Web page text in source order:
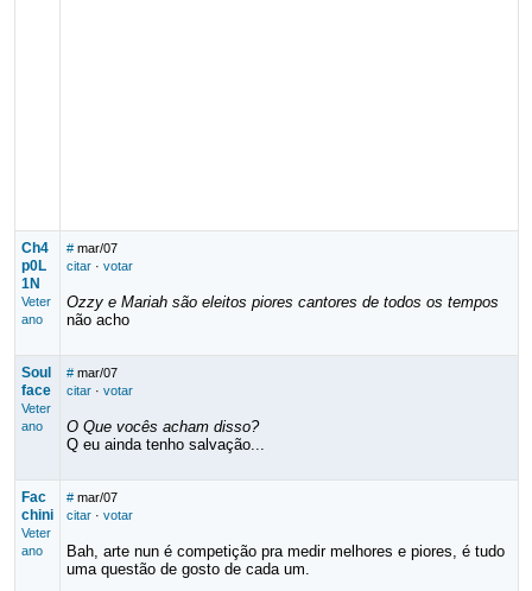
Ch4
p0L
1N
Veter
ano
# mar/07
citar· votar
Ozzy e Mariah são eleitos piores cantores de todos os tempos
não acho
Soul
face
Veter
ano
# mar/07
citar· votar
O Que vocês acham disso?
Q eu ainda tenho salvação...
Fac
chini
Veter
ano
# mar/07
citar· votar
Bah, arte nun é competição pra medir melhores e piores, é tudo
uma questão de gosto de cada um.